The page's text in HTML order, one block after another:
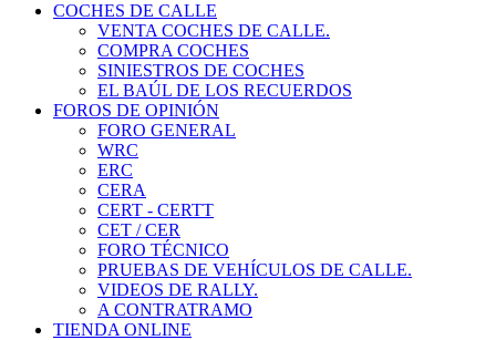
COCHES DE CALLE
VENTA COCHES DE CALLE.
COMPRA COCHES
SINIESTROS DE COCHES
EL BAÚL DE LOS RECUERDOS
FOROS DE OPINIÓN
FORO GENERAL
WRC
ERC
CERA
CERT - CERTT
CET / CER
FORO TÉCNICO
PRUEBAS DE VEHÍCULOS DE CALLE.
VIDEOS DE RALLY.
A CONTRATRAMO
TIENDA ONLINE